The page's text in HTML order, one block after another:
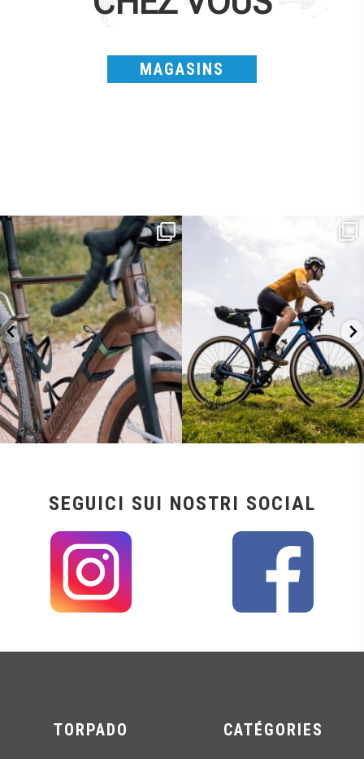
MAGASINS
Kepler R è la gravel pensata per affrontare
lunghe...
26 0
Parte dalla strada, continua sulla ghiaia,
2
SEGUICI SUI NOSTRI SOCIAL
TORPADO CATÉGORIES